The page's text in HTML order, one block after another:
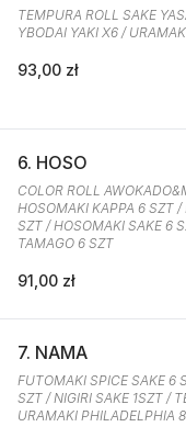
TEMPURA ROLL SAKE
YBODAI YAKI X6 /
93,00 zł
6. HOSO
COLOR ROLL
HOSOMAKI KAPPA 6 SZT
SZT / HOSOMAKI SAKE 6
TAMAGO 6 SZT
91,00 zł
7. NAMA
FUTOMAKI SPICE SAKE 6
SZT / NIGIRI SAKE 1SZT /
URAMAKI PHILADELPHIA